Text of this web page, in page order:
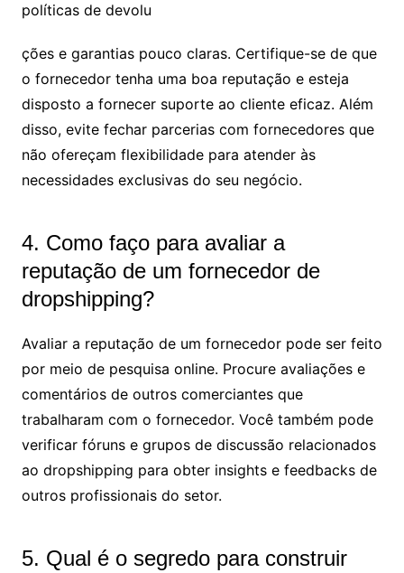
políticas de devolu
ções e garantias pouco claras. Certifique-se de que
o fornecedor tenha uma boa reputação e esteja
disposto a fornecer suporte ao cliente eficaz. Além
disso, evite fechar parcerias com fornecedores que
não ofereçam flexibilidade para atender às
necessidades exclusivas do seu negócio.
4. Como faço para avaliar a
reputação de um fornecedor de
dropshipping?
Avaliar a reputação de um fornecedor pode ser feito
por meio de pesquisa online. Procure avaliações e
comentários de outros comerciantes que
trabalharam com o fornecedor. Você também pode
verificar fóruns e grupos de discussão relacionados
ao dropshipping para obter insights e feedbacks de
outros profissionais do setor.
5. Qual é o segredo para construir